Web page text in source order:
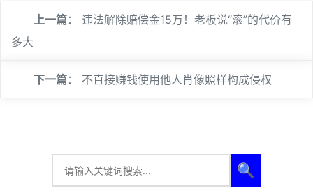
上一篇： 违法解除赔偿金15万！老板说“滚”的代价有
多大
下一篇： 不直接赚钱使用他人肖像照样构成侵权
🔍